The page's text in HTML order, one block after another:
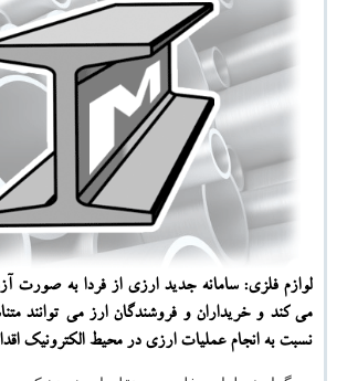
لوازم فلزی: سامانه جدید ارزی از فردا به صورت
می كند و خریداران و فروشندگان ارز می توانند
نسبت به انجام عملیات ارزی در محیط الكترونیك